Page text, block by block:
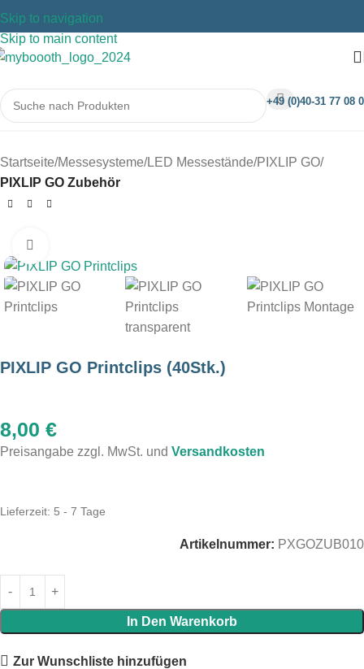
Skip to navigation
Skip to main content
+49 (0)40-31 77 08 0
Startseite Messesysteme LED Messestände PIXLIP GO
PIXLIP GO Zubehör
PIXLIP GO Printclips (40Stk.)
8,00 €
Preisangabe zzgl. MwSt. und Versandkosten
Lieferzeit: 5 - 7 Tage
Artikelnummer: PXGOZUB010
In Den Warenkorb
Zur Wunschliste hinzufügen